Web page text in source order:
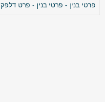
פרטי בנין - פרטי בנין - פרט דלפק